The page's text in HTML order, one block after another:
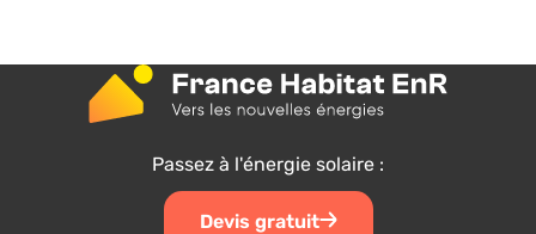
Passez à l'énergie solaire :
Devis gratuit